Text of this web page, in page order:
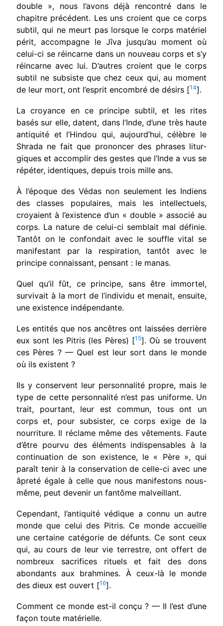
double », nous l’avons déjà rencontré dans le
chapitre précédent. Les uns croient que ce corps
subtil, qui ne meurt pas lorsque le corps matériel
périt, accompagne le Jîva jusqu’au moment où
celui-ci se réincarne dans un nouveau corps et s’y
réincarne avec lui. D’autres croient que le corps
subtil ne subsiste que chez ceux qui, au moment
de leur mort, ont l’esprit encombré de désirs [14].
La croyance en ce principe subtil, et les rites
basés sur elle, datent, dans l’Inde, d’une très haute
antiquité et l’Hindou qui, aujourd’hui, célèbre le
Shrada ne fait que prononcer des phrases litur­
giques et accomplir des gestes que l’Inde a vus se
répéter, identiques, depuis trois mille ans.
À l’époque des Védas non seulement les Indiens
des classes populaires, mais les intellectuels,
croyaient à l’existence d’un « double » associé au
corps. La nature de celui-ci semblait mal définie.
Tantôt on le confondait avec le souf­fle vital se
manifestant par la respiration, tantôt avec le
principe connaissant, pensant : le manas.
Quel qu’il fût, ce principe, sans être immortel,
survivait à la mort de l’individu et menait, ensuite,
une existence indépendante.
Les entités que nos ancêtres ont laissées der­rière
eux sont les Pitris (les Pères) [15]. Où se trouvent
ces Pères ? — Quel est leur sort dans le monde
où ils existent ?
Ils y conservent leur personnalité propre, mais le
type de cette personnalité n’est pas uniforme. Un
trait, pourtant, leur est commun, tous ont un
corps et, pour subsister, ce corps exige de la
nour­riture. Il réclame même des vêtements. Faute
d’être pourvu des éléments indispensables à la
continuation de son existence, le « Père », qui
paraît tenir à la conservation de celle-ci avec une
âpreté égale à celle que nous manifestons nous-
même, peut devenir un fantôme malveillant.
Cependant, l’antiquité védique a connu un autre
monde que celui des Pitris. Ce monde accueille
une certaine catégorie de défunts. Ce sont ceux
qui, au cours de leur vie terrestre, ont offert de
nombreux sacrifices rituels et fait des dons
abondants aux brahmines. À ceux-là le monde
des dieux est ouvert [16].
Comment ce monde est-il conçu ? — Il l’est d’une
façon toute matérielle.